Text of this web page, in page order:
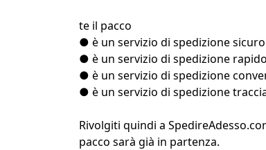
te il pacco
● è un servizio di spedizione
● è un servizio di spedizione
● è un servizio di spedizione
● è un servizio di spedizione
Rivolgiti quindi a
pacco sarà già in partenza.